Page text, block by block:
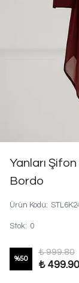
Yanları
Bordo
Ürün Kodu:
Stok: 0
%50
₺ 999.80
₺ 499.90